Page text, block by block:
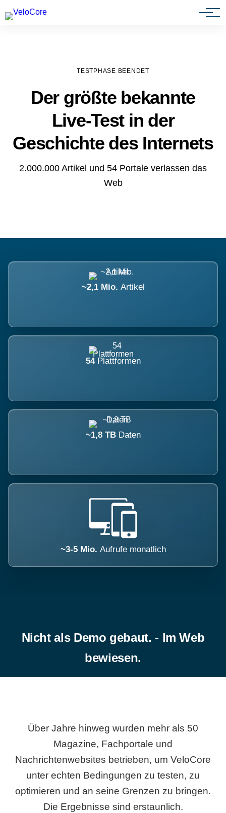
Agenturen & Webdesigner
TESTPHASE BEENDET
Der größte bekannte
Live-Test in der
Geschichte des Internets
2.000.000 Artikel und 54 Portale verlassen das
Web
~2,1 Mio. Artikel
54 Plattformen
~1,8 TB Daten
~3-5 Mio. Aufrufe monatlich
Nicht als Demo gebaut. - Im Web
bewiesen.
Über Jahre hinweg wurden mehr als 50
Magazine, Fachportale und
Nachrichtenwebsites betrieben, um VeloCore
unter echten Bedingungen zu testen, zu
optimieren und an seine Grenzen zu bringen.
Die Ergebnisse sind erstaunlich.